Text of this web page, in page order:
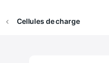
Cellules de charge